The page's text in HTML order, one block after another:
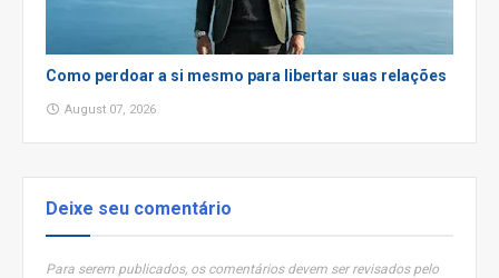
Como perdoar a si mesmo para libertar suas relações
August 07, 2026
Deixe seu comentário
Para serem publicados, os comentários devem ser revisados pelo